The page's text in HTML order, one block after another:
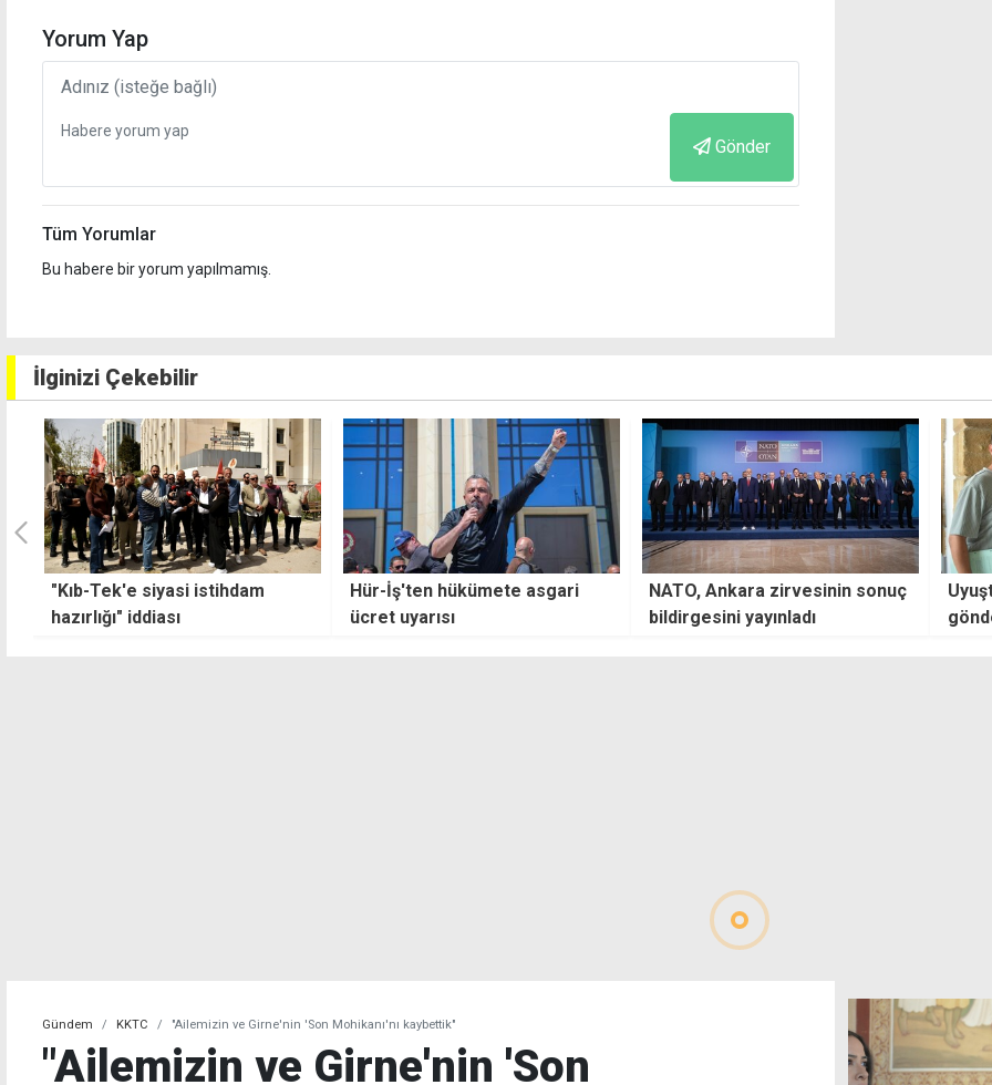
Yorum Yap
Gönder
Tüm Yorumlar
Bu habere bir yorum yapılmamış.
İlginizi Çekebilir
Hür-İş'ten hükümete asgari
ücret uyarısı
NATO, Ankara zirvesinin sonuç
bildirgesini yayınladı
Uyuşturucu zanlıları cezaevine
gönderildi
Gündem KKTC "Ailemizin ve Girne'nin 'Son Mohikanı'nı kaybettik"
"Ailemizin ve Girne'nin 'Son